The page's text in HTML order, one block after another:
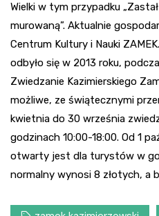
Wielki w tym przypadku
murowaną”. Aktualnie
Centrum Kultury i Nauki
odbyło się w 2013 roku,
Zwiedzanie Kazimierskiego
możliwe, ze świątecznymi
kwietnia do 30 września
godzinach 10:00-18:00. Od 1
otwarty jest dla turystów w
normalny wynosi 8 złotych, a